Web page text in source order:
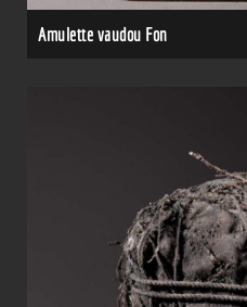
Amulette vaudou Fon